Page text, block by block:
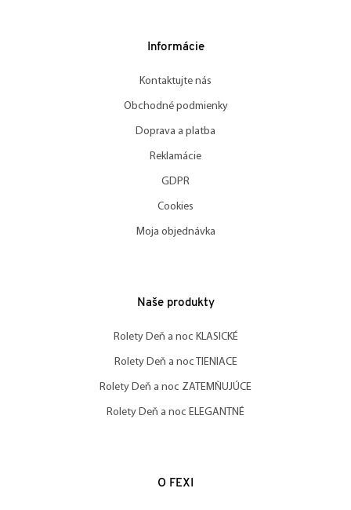
Informácie
Kontaktujte nás
Obchodné podmienky
Doprava a platba
Reklamácie
GDPR
Cookies
Moja objednávka
Naše produkty
Rolety Deň a noc KLASICKÉ
Rolety Deň a noc TIENIACE
Rolety Deň a noc ZATEMŇUJÚCE
Rolety Deň a noc ELEGANTNÉ
O FEXI